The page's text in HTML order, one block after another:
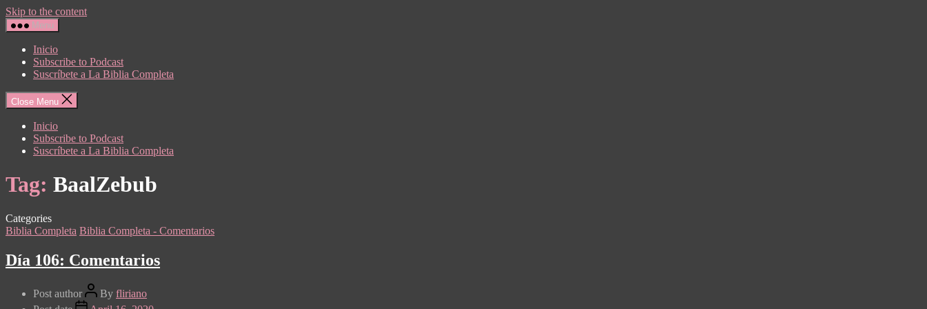
Skip to the content
Menu
Inicio
Subscribe to Podcast
Suscríbete a La Biblia Completa
Close Menu
Inicio
Subscribe to Podcast
Suscríbete a La Biblia Completa
Tag: BaalZebub
Categories
Biblia Completa Biblia Completa - Comentarios
Día 106: Comentarios
Post author By fliriano